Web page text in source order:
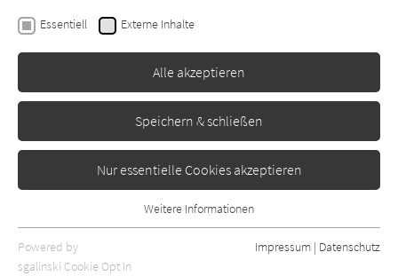
Matha Sophie Marcus
Der Rabe und die Göttin
Erschienen: Januar 2012 Bibliogr. Angaben
Essentiell Externe Inhalte
Alle akzeptieren
Speichern & schließen
Nur essentielle Cookies akzeptieren
Essentielle Cookies werden für grundlegende Funktionen der
Webseite benötigt. Dadurch ist gewährleistet, dass die Webseite
Weitere Informationen
Powered by
sgalinski Cookie Opt In
Impressum | Datenschutz